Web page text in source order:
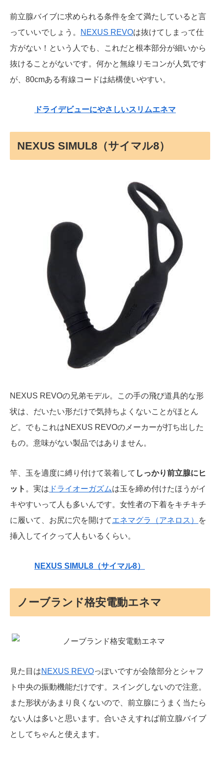
前立腺バイブに求められる条件を全て満たしていると言
っていいでしょう。
NEXUS REVOは抜けてしまって仕
方がない！という人でも、これだと根本部分が細いから
抜けることがないです。何かと無線リモコンが人気です
が、80cmある有線コードは結構使いやすい。
ドライデビューにやさしいスリムエネマ
NEXUS SIMUL8（サイマル8）
NEXUS REVOの兄弟モデル。この手の飛び道具的な形
状は、だいたい形だけで気持ちよくないことがほとん
ど。でもこれはNEXUS REVOのメーカーが打ち出した
もの。意味がない製品ではありません。
竿、玉を適度に縛り付けて装着して しっかり前立腺にヒ
ット 。実は ドライオーガズムは玉を締め付けたほうがイ
キやすいって人も多いんです。女性者の下着をキチキチ
に履いて、お尻に穴を開けてエネマグラ（アネロス）
を
挿入してイクって人もいるくらい。
NEXUS SIMUL8（サイマル8）
ノーブランド格安電動エネマ
見た目はNEXUS REVOっぽいですが会陰部分とシャフ
ト中央の振動機能だけです。スイングしないので注意。
また形状があまり良くないので、前立腺にうまく当たら
ない人は多いと思います。合いさえすれば前立腺バイブ
としてちゃんと使えます。